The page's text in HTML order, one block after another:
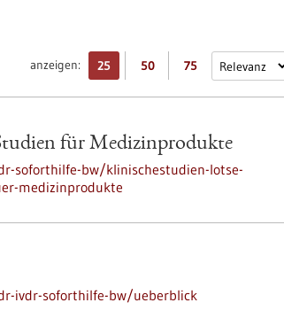
anzeigen: 25 50 75
für Medizinprodukte
soforthilfe-bw/klinischestudien-lotse-
medizinprodukte
ivdr-soforthilfe-bw/ueberblick